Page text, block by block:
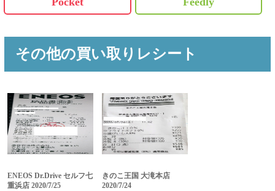
その他の買い取りレシート
ENEOS Dr.Drive セルフ七
重浜店 2020/7/25
きのこ王国 大滝本店
2020/7/24